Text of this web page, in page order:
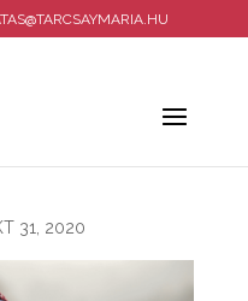
31, 2020